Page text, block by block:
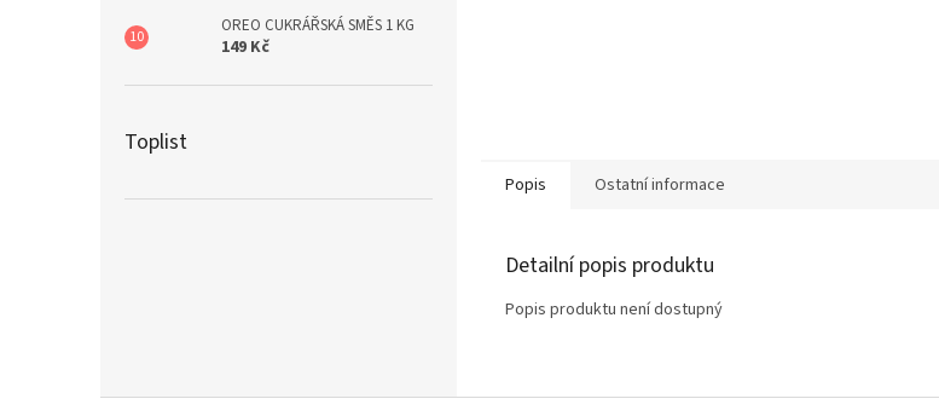
OREO CUKRÁŘSKÁ SMĚS 1 KG
149 Kč
Toplist
Popis Ostatní informace
Detailní popis produktu
Popis produktu není dostupný